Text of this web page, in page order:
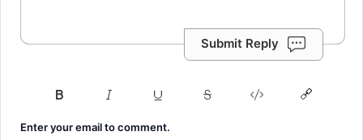
Submit Reply
Enter your email to comment.